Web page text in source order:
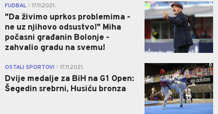
FUDBAL 17.11.2021.
"Da živimo uprkos problemima -
ne uz njihovo odsustvo!" Miha
počasni građanin Bolonje -
zahvalio gradu na svemu!
0
OSTALI SPORTOVI 17.11.2021.
Dvije medalje za BiH na G1 Open:
Šegedin srebrni, Husiću bronza
0